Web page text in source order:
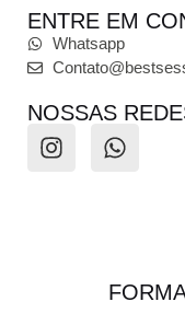
ENTRE EM
Whatsapp
NOSSAS